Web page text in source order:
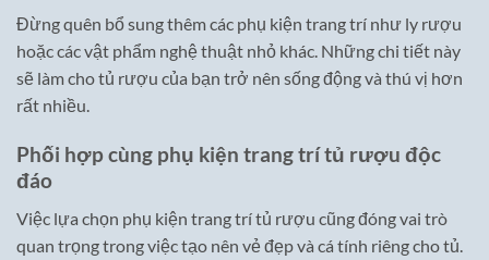
Đừng quên bổ sung thêm các phụ kiện trang trí như ly rượu
hoặc các vật phẩm nghệ thuật nhỏ khác. Những chi tiết này
sẽ làm cho tủ rượu của bạn trở nên sống động và thú vị hơn
rất nhiều.
Phối hợp cùng phụ kiện trang trí tủ rượu độc
đáo
Việc lựa chọn phụ kiện trang trí tủ rượu cũng đóng vai trò
quan trọng trong việc tạo nên vẻ đẹp và cá tính riêng cho tủ.